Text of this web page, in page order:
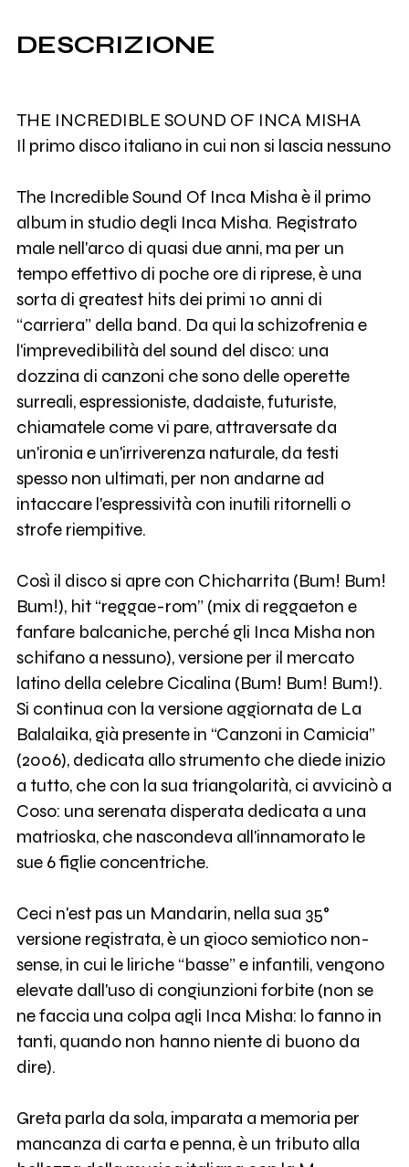
DESCRIZIONE
THE INCREDIBLE SOUND OF INCA MISHA
Il primo disco italiano in cui non si lascia nessuno
The Incredible Sound Of Inca Misha è il primo
album in studio degli Inca Misha. Registrato
male nell'arco di quasi due anni, ma per un
tempo effettivo di poche ore di riprese, è una
sorta di greatest hits dei primi 10 anni di
“carriera” della band. Da qui la schizofrenia e
l'imprevedibilità del sound del disco: una
dozzina di canzoni che sono delle operette
surreali, espressioniste, dadaiste, futuriste,
chiamatele come vi pare, attraversate da
un'ironia e un'irriverenza naturale, da testi
spesso non ultimati, per non andarne ad
intaccare l'espressività con inutili ritornelli o
strofe riempitive.
Così il disco si apre con Chicharrita (Bum! Bum!
Bum!), hit “reggae-rom” (mix di reggaeton e
fanfare balcaniche, perché gli Inca Misha non
schifano a nessuno), versione per il mercato
latino della celebre Cicalina (Bum! Bum! Bum!).
Si continua con la versione aggiornata de La
Balalaika, già presente in “Canzoni in Camicia”
(2006), dedicata allo strumento che diede inizio
a tutto, che con la sua triangolarità, ci avvicinò a
Coso: una serenata disperata dedicata a una
matrioska, che nascondeva all'innamorato le
sue 6 figlie concentriche.
Ceci n'est pas un Mandarin, nella sua 35°
versione registrata, è un gioco semiotico non-
sense, in cui le liriche “basse” e infantili, vengono
elevate dall'uso di congiunzioni forbite (non se
ne faccia una colpa agli Inca Misha: lo fanno in
tanti, quando non hanno niente di buono da
dire).
Greta parla da sola, imparata a memoria per
mancanza di carta e penna, è un tributo alla